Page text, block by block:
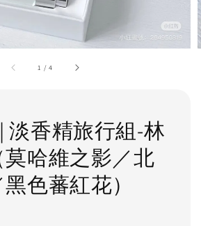
1 /4
| 淡香精旅行組-林
哈維之影／北
色蕃紅花）